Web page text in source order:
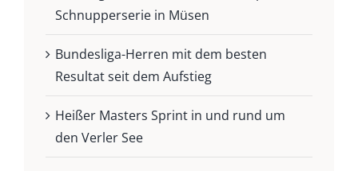
Schnupperserie in Müsen
Bundesliga-Herren mit dem besten
Resultat seit dem Aufstieg
Heißer Masters Sprint in und rund um
den Verler See